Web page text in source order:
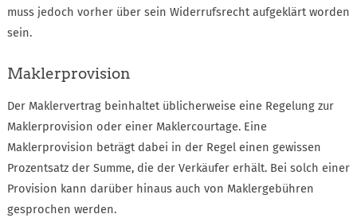
muss jedoch vorher über sein Widerrufsrecht aufgeklärt worden
sein.
Maklerprovision
Der Maklervertrag beinhaltet üblicherweise eine Regelung zur
Maklerprovision oder einer Maklercourtage. Eine
Maklerprovision beträgt dabei in der Regel einen gewissen
Prozentsatz der Summe, die der Verkäufer erhält. Bei solch einer
Provision kann darüber hinaus auch von Maklergebühren
gesprochen werden.